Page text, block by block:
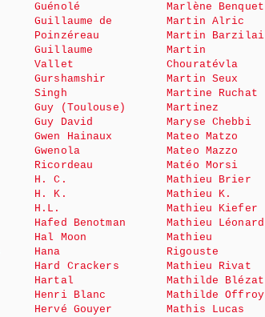
Guénolé
Guillaume de
Poinzéreau
Guillaume
Vallet
Gurshamshir
Singh
Guy (Toulouse)
Guy David
Gwen Hainaux
Gwenola
Ricordeau
H. C.
H. K.
H.L.
Hafed Benotman
Hal Moon
Hana
Hard Crackers
Hartal
Henri Blanc
Hervé Gouyer
Marlène Benquet
Martin Alric
Martin Barzilai
Martin
Chouratévla
Martin Seux
Martine Ruchat
Martinez
Maryse Chebbi
Mateo Matzo
Mateo Mazzo
Matéo Morsi
Mathieu Brier
Mathieu K.
Mathieu Kiefer
Mathieu Léonard
Mathieu
Rigouste
Mathieu Rivat
Mathilde Blézat
Mathilde Offroy
Mathis Lucas